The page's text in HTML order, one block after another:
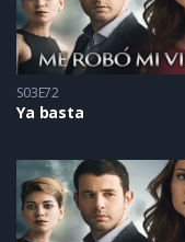
S03E72
Ya basta